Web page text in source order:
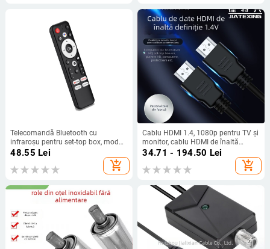
Telecomandă Bluetooth cu
infraroșu pentru set-top box, mod
dual, pentru H96MAXH728
48.55 Lei
add_shopping_cart
Cablu HDMI 1.4, 1080p pentru TV și
monitor, cablu HDMI de înaltă
definiție, lungime 1,5 m
34.71 - 194.50 Lei
add_shopping_cart